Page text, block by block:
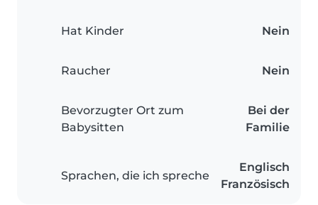
Hat Kinder Nein
Raucher Nein
Bevorzugter Ort zum
Babysitten
Bei der
Familie
Sprachen, die ich spreche
Englisch
Französisch